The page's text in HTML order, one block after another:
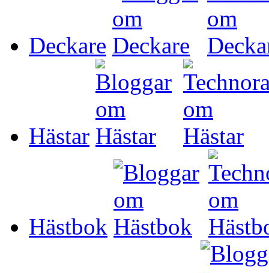
Deckare
Hästar
Hästbok